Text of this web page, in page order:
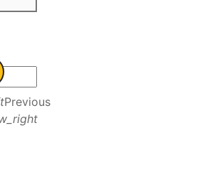
Previous